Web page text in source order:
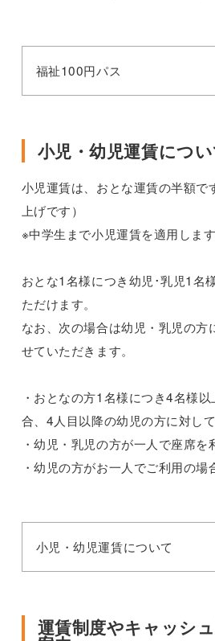
福祉100円パス
小児・幼児運賃につ
小児運賃は、おとな運賃の半額で
上げです）
※中学生まで小児運賃を適用します
おとな1名様につき幼児･乳児1名
ただけます。
なお、次の場合は幼児・乳児の方
せていただきます。
・おとなの方1名様につき4名様
合、4人目以降の幼児の方に対して
・幼児・乳児の方が一人で座席を
・幼児の方がお一人でご利用の場
小児・幼児運賃について
運賃制度やキャッシ